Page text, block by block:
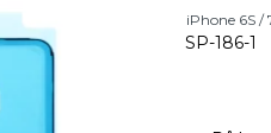
iPhone 6S
SP-186-1